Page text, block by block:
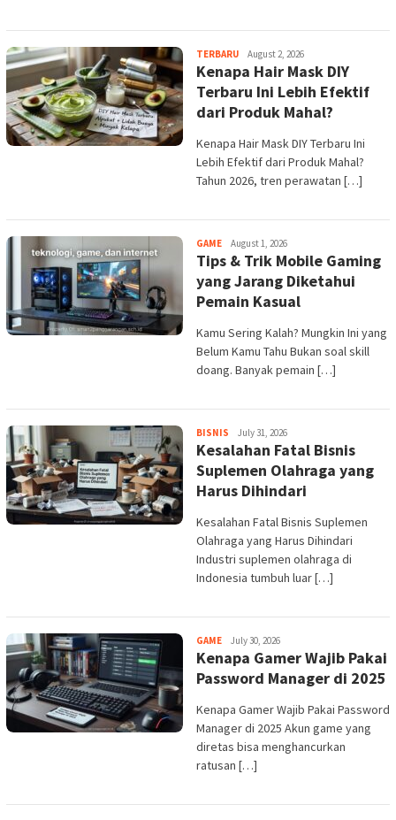
TERBARUadmin
August 2, 2026
Kenapa Hair Mask DIY
Terbaru Ini Lebih Efektif
dari Produk Mahal?
Kenapa Hair Mask DIY Terbaru Ini
Lebih Efektif dari Produk Mahal?
Tahun 2026, tren perawatan […]
GAMEadmin
August 1, 2026
Tips & Trik Mobile Gaming
yang Jarang Diketahui
Pemain Kasual
Kamu Sering Kalah? Mungkin Ini yang
Belum Kamu Tahu Bukan soal skill
doang. Banyak pemain […]
BISNIS admin
July 31, 2026
Kesalahan Fatal Bisnis
Suplemen Olahraga yang
Harus Dihindari
Kesalahan Fatal Bisnis Suplemen
Olahraga yang Harus Dihindari
Industri suplemen olahraga di
Indonesia tumbuh luar […]
GAMEadmin
July 30, 2026
Kenapa Gamer Wajib Pakai
Password Manager di 2025
Kenapa Gamer Wajib Pakai Password
Manager di 2025 Akun game yang
diretas bisa menghancurkan
ratusan […]